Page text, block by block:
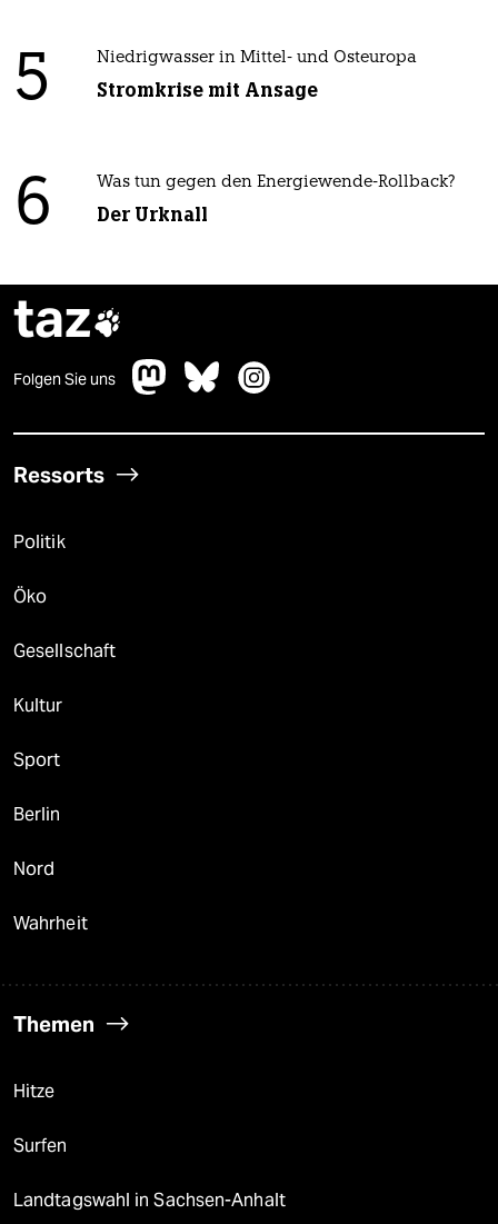
5 Niedrigwasser in Mittel- und Osteuropa
Stromkrise mit Ansage
6 Was tun gegen den Energiewende-Rollback?
Der Urknall
taz
Folgen Sie uns
Ressorts
Politik
Öko
Gesellschaft
Kultur
Sport
Berlin
Nord
Wahrheit
Themen
Hitze
Surfen
Landtagswahl in Sachsen-Anhalt